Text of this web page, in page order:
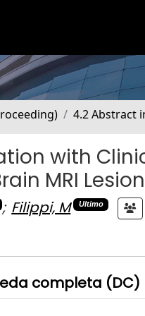
4.2 Abstract
with
MRI
; Filippi, M Ultimo
completa (DC)